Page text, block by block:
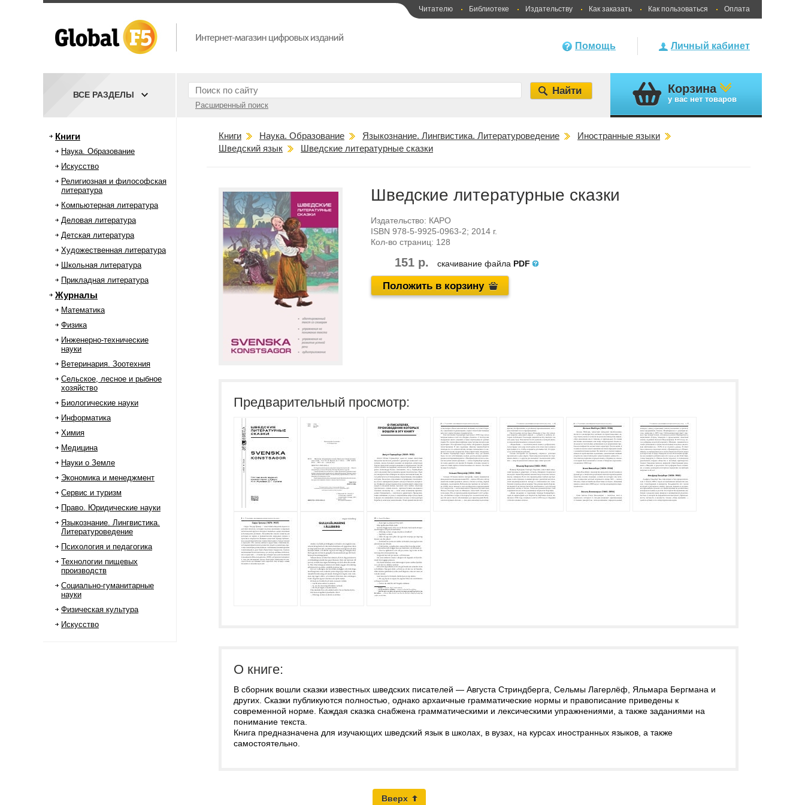
Читателю Библиотеке Издательству Как заказать Как пользоваться Оплата
Личный кабинет
Помощь
Расширенный поиск
ВСЕ РАЗДЕЛЫ Корзина
у вас нет товаров
Книги
Наука. Образование
Искусство
Религиозная и философская
литература
Компьютерная литература
Деловая литература
Детская литература
Художественная литература
Школьная литература
Прикладная литература
Журналы
Математика
Физика
Инженерно-технические
науки
Ветеринария. Зоотехния
Сельское, лесное и рыбное
хозяйство
Биологические науки
Информатика
Химия
Медицина
Науки о Земле
Экономика и менеджмент
Сервис и туризм
Право. Юридические науки
Языкознание. Лингвистика.
Литературоведение
Психология и педагогика
Технологии пищевых
производств
Социально-гуманитарные
науки
Физическая культура
Искусство
Книги Наука. Образование Языкознание. Лингвистика. Литературоведение
Иностранные языки
Шведский язык
Шведские литературные сказки
Шведские литературные сказки
Издательство: КАРО
ISBN 978-5-9925-0963-2; 2014 г.
Кол-во страниц: 128
151 р. скачивание файла PDF
Положить в корзину
Предварительный просмотр:
О книге:
В сборник вошли сказки известных шведских писателей — Августа Стриндберга, Сельмы Лагерлёф, Яльмара Бергмана и
других. Сказки публикуются полностью, однако архаичные грамматические нормы и правописание приведены к
современной норме. Каждая сказка снабжена грамматическими и лексическими упражнениями, а также заданиями на
понимание текста.
Книга предназначена для изучающих шведский язык в школах, в вузах, на курсах иностранных языков, а также
самостоятельно.
Вверх